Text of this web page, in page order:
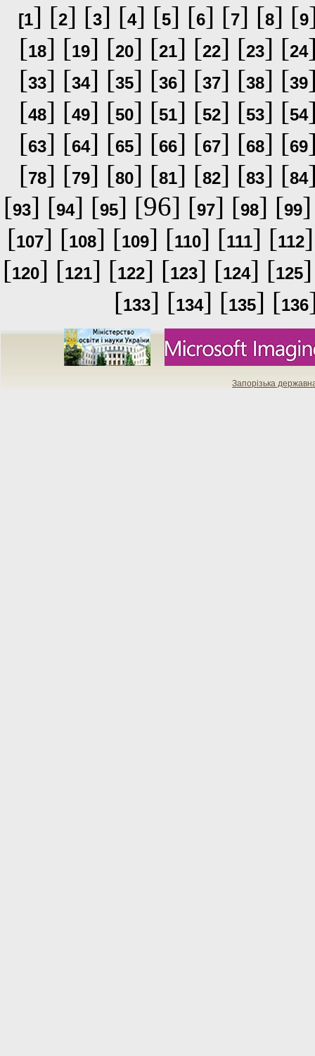
[1] [2] [3] [4] [5] [6] [7] [8] [9
[18] [19] [20] [21] [22] [23] [24
[33] [34] [35] [36] [37] [38] [39
[48] [49] [50] [51] [52] [53] [54
[63] [64] [65] [66] [67] [68] [69
[78] [79] [80] [81] [82] [83] [84
[93] [94] [95] [96] [97] [98] [99
[107] [108] [109] [110] [111] [112
[120] [121] [122] [123] [124] [125
[133] [134] [135] [136
Запорізька